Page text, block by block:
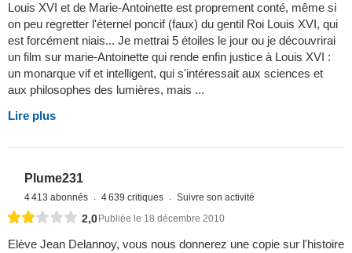
Louis XVI et de Marie-Antoinette est proprement conté, même si
on peu regretter l'éternel poncif (faux) du gentil Roi Louis XVI, qui
est forcément niais... Je mettrai 5 étoiles le jour ou je découvrirai
un film sur marie-Antoinette qui rende enfin justice à Louis XVI :
un monarque vif et intelligent, qui s'intéressait aux sciences et
aux philosophes des lumières, mais ...
Lire plus
Plume231
4 413 abonnés 4 639 critiques Suivre son activité
2,0 Publiée le 18 décembre 2010
Elève Jean Delannoy, vous nous donnerez une copie sur l'histoire